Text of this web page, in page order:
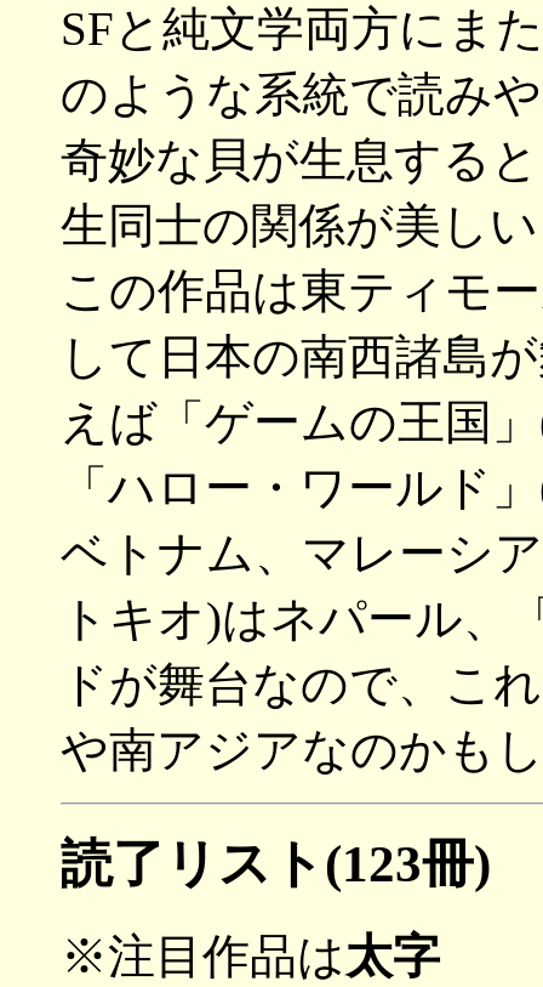
SFと純文学両方にま
のような系統で読み
奇妙な貝が生息する
生同士の関係が美し
この作品は東ティモ
して日本の南西諸島
えば「ゲームの王国
「ハロー・ワールド
ベトナム、マレーシ
トキオ)はネパール、
ドが舞台なので、こ
や南アジアなのかも
読了リスト(123冊)
※注目作品は太字